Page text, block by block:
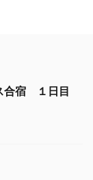
宿 １日目